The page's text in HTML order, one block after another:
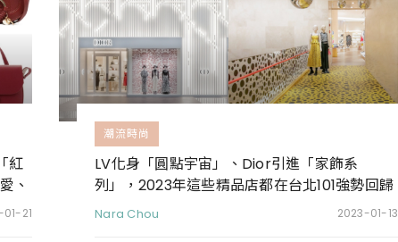
紅
、
21
潮流時尚
LV化身「圓點宇宙」、Dior引進「家飾系
列」，2023年這些精品店都在台北101強勢回歸
啦！
Nara Chou 2023-01-13